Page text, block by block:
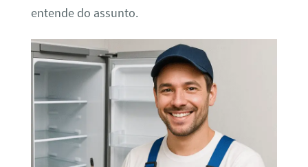
entende do assunto.